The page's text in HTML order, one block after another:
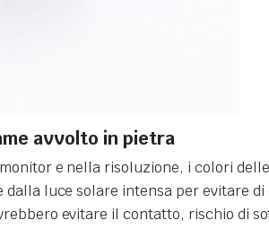
avvolto in pietra
e nella risoluzione, i colori
luce solare intensa per evitare
evitare il contatto, rischio di